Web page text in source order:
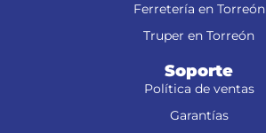
Ferretería en Torreón
Truper en Torreón
Soporte
Política de ventas
Garantías